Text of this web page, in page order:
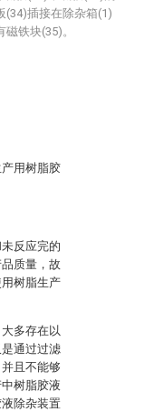
用树脂胶
反应完的
质量，故
树脂生产
多存在以
通过过滤
且不能够
树脂胶液
除杂装置
(34)插接在除杂箱(1)
铁块(35)。